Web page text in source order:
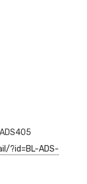
ADS405
?id=BL-ADS-